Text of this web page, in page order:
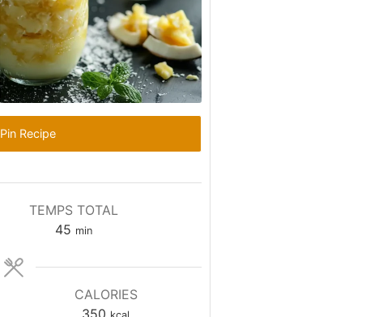
Pin Recipe
TEMPS TOTAL
45 minutes
min
CALORIES
350